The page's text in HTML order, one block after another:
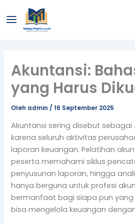
ke
konten
Main
Menu
Akuntansi:
yang Harus
Oleh admin /16 September 2025
Akuntansi sering disebut sebagai
karena seluruh aktivitas
laporan keuangan. Pelatihan
peserta memahami siklus
penyusunan laporan, hingga
hanya berguna untuk profesi
bermanfaat bagi siapa pun yang
bisa mengelola keuangan